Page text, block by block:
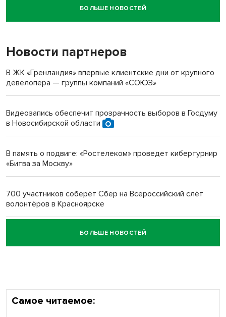
Новосибирский суд наказал водителя за смерть
пенсионерки на вокзале
«Мы живём на пастбище!»: в новосибирском селе лошади
терроризируют жителей
Новосибирский преподаватель с женой вошли в топ-16
БОЛЬШЕ НОВОСТЕЙ
Новости партнеров
В ЖК «Гренландия» впервые клиентские дни от крупного
девелопера — группы компаний «СОЮЗ»
Видеозапись обеспечит прозрачность выборов в Госдуму
в Новосибирской области
В память о подвиге: «Ростелеком» проведет кибертурнир
«Битва за Москву»
700 участников соберёт Сбер на Всероссийский слёт
волонтёров в Красноярске
Честный выбор: видеонаблюдение обеспечит
объективность результатов ЕДГ в Новосибирской
БОЛЬШЕ НОВОСТЕЙ
Самое читаемое: